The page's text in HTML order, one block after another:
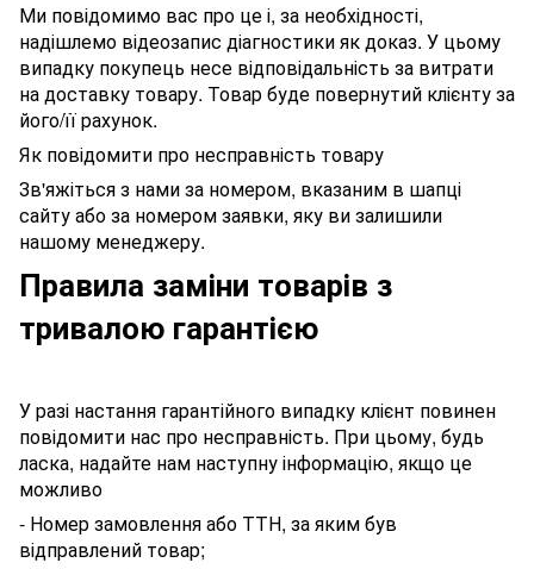
Ми повідомимо вас про це і, за необхідності,
надішлемо відеозапис діагностики як доказ. У цьому
випадку покупець несе відповідальність за витрати
на доставку товару. Товар буде повернутий клієнту за
його/її рахунок.
Як повідомити про несправність товару
Зв'яжіться з нами за номером, вказаним в шапці
сайту або за номером заявки, яку ви залишили
нашому менеджеру.
Правила заміни товарів з
тривалою гарантією
У разі настання гарантійного випадку клієнт повинен
повідомити нас про несправність. При цьому, будь
ласка, надайте нам наступну інформацію, якщо це
можливо
- Номер замовлення або ТТН, за яким був
відправлений товар;